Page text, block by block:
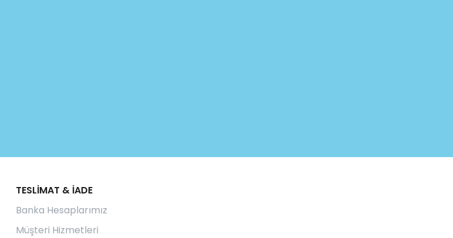
TESLİMAT & İADE
Banka Hesaplarımız
Müşteri Hizmetleri